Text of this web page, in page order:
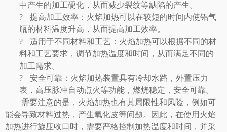
中产生的加工硬化，从而减少裂纹等缺陷的产生。
? 提高加工效率：火焰加热可以在较短的时间内使铝气
瓶的材料温度升高，从而提高加工效率。
? 适用于不同材料和工艺：火焰加热可以根据不同的材
料和工艺要求，调节加热温度和时间，从而满足不同的
加工需求。
? 安全可靠： 火焰加热装置具有冷却水路，外置压力
表，高压脉冲自动点火等功能，燃烧稳定，安全可靠。
需要注意的是，火焰加热也有其局限性和风险，例如可
能会导致材料过热，产生氧化皮等问题。因此，在使用火焰
加热进行旋压收口时，需要严格控制加热温度和时间，并采